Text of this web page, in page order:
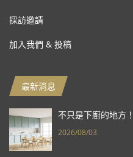
採訪邀請
加入我們 & 投稿
最新消息
不只是下廚的地方
2026/08/03